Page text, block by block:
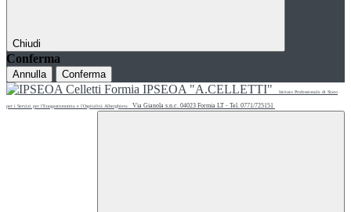
Chiudi
Conferma
Annulla Conferma
IPSEOA "A.CELLETTI" Istituto Professionale di Stato
per i Servizi per l'Enogastronomia e l'Ospitalità Alberghiera Via Gianola s.n.c. 04023 Formia LT - Tel. 0771/725151